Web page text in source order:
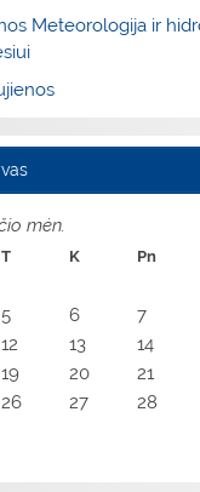
Meteorologija ir
mėn.
T K Pn
5 6 7
12 13 14
19 20 21
26 27 28